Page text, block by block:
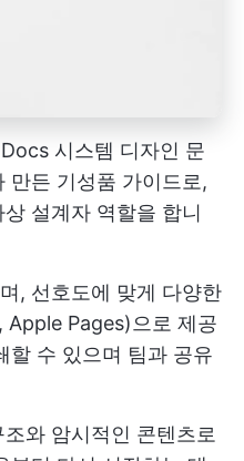
시스템 디자인 문
만든 기성품 가이드로,
설계자 역할을 합니
, 선호도에 맞게 다양한
Pages)으로 제공
할 수 있으며 팀과 공유
와 암시적인 콘텐츠로